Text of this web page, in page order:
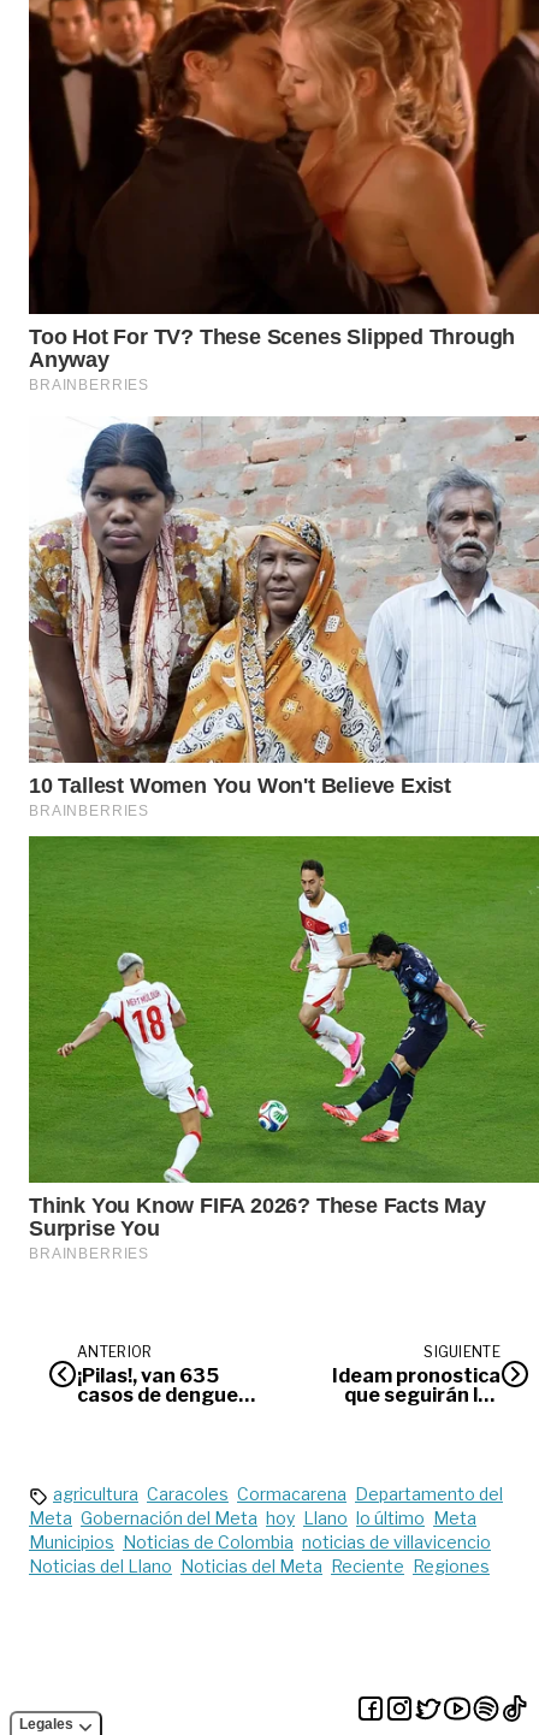
ANTERIOR
¡Pilas!, van 635
casos de dengue
SIGUIENTE
Ideam pronostica
que seguirán las
agricultura Caracoles Cormacarena Departamento del
Meta Gobernación del Meta hoy Llano lo último Meta
Municipios Noticias de Colombia noticias de villavicencio
Noticias del Llano Noticias del Meta Reciente Regiones
Legales